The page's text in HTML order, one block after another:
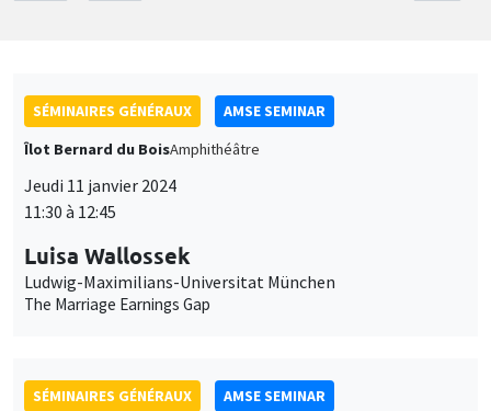
SÉMINAIRES GÉNÉRAUX
AMSE SEMINAR
Îlot Bernard du BoisAmphithéâtre
Jeudi 11 janvier 2024
11:30 à 12:45
Luisa Wallossek
Ludwig-Maximilians-Universitat München
The Marriage Earnings Gap
SÉMINAIRES GÉNÉRAUX
AMSE SEMINAR